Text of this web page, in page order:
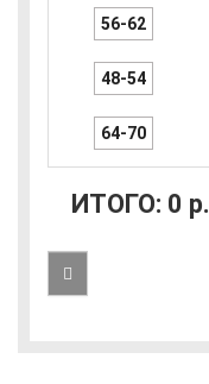
56-62
48-54
64-70
ИТОГО: 0 р.